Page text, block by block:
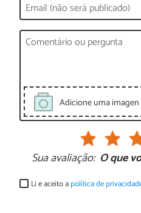
Adicione uma imagen
Sua avaliação: O que
Li e aceito apolítica de